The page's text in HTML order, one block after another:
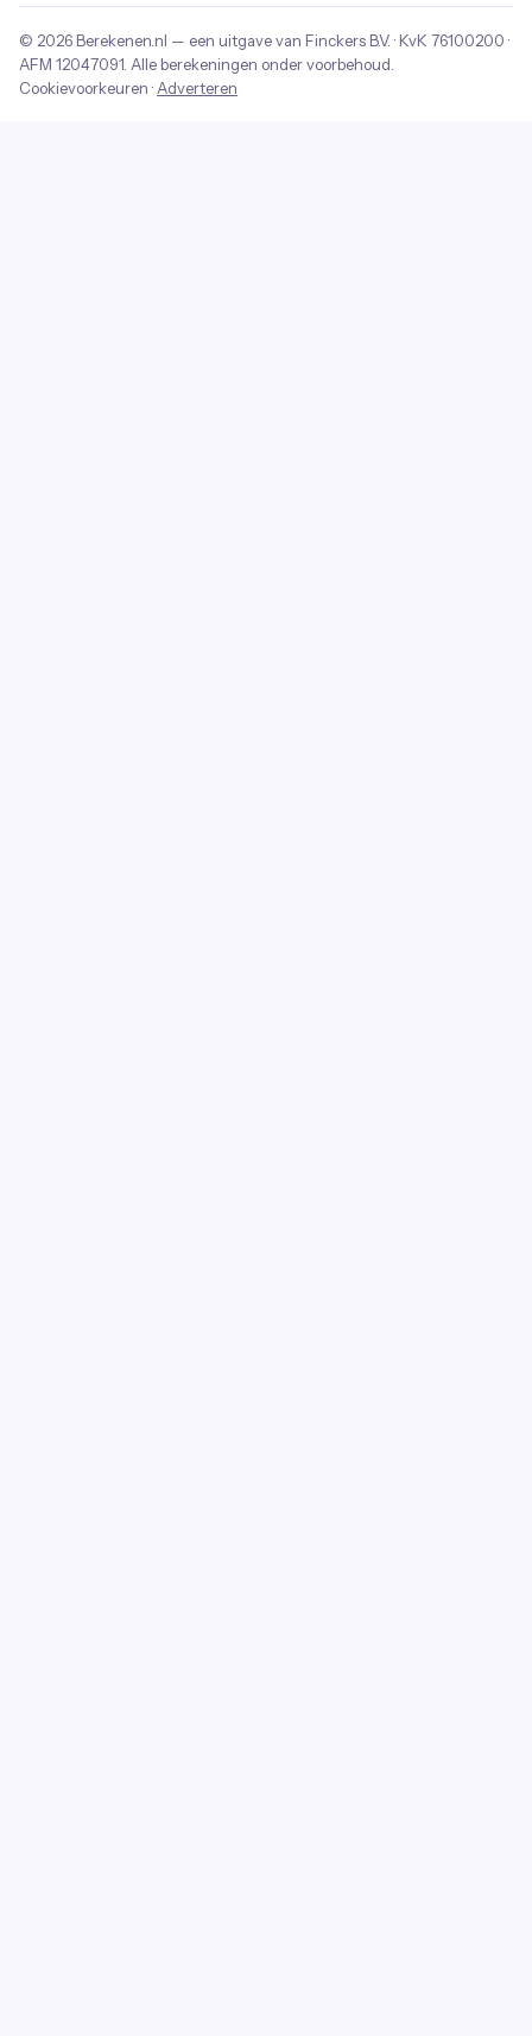
© 2026 Berekenen.nl — een uitgave van Finckers B.V. · KvK 76100200 ·
AFM 12047091 . Alle berekeningen onder voorbehoud.
Cookievoorkeuren · Adverteren